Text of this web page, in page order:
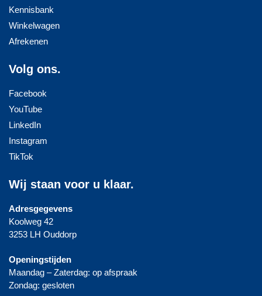
Kennisbank
Winkelwagen
Afrekenen
Volg ons.
Facebook
YouTube
LinkedIn
Instagram
TikTok
Wij staan voor u klaar.
Adresgegevens
Koolweg 42
3253 LH Ouddorp
Openingstijden
Maandag – Zaterdag: op afspraak
Zondag: gesloten